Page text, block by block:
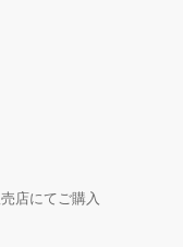
店にてご購入